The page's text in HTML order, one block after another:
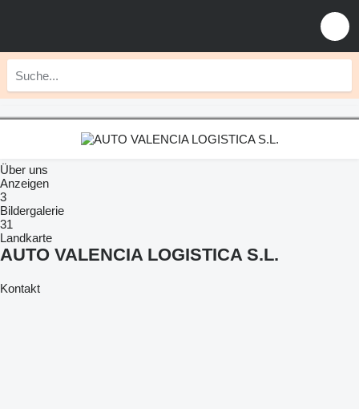
Über uns
Anzeigen
3
Bildergalerie
31
Landkarte
AUTO VALENCIA LOGISTICA S.L.
Kontakt